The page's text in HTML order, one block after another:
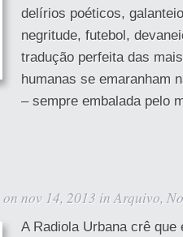
delírios poéticos,
negritude, futebol,
tradução perfeita das
humanas se emaranham
– sempre embalada pelo
on nov 14, 2013 inArquivo,
A Radiola Urbana crê